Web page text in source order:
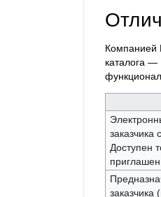
Компанией
каталога —
Доступен
заказчика